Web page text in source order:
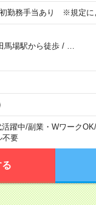
勤務手当あり ※規定に
馬場駅から徒歩/
躍中/副業・WワークOK/
不要